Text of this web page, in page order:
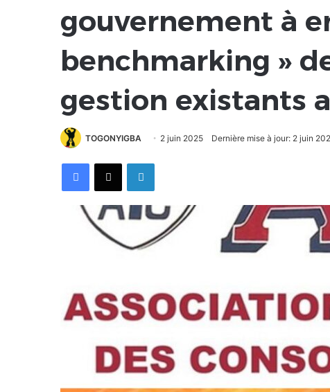
gouvernement à
benchmarking »
gestion existants
TOGONYIGBA 2 juin 2025 Dernière mise à jour: 2 juin
FacebookX Linkedin